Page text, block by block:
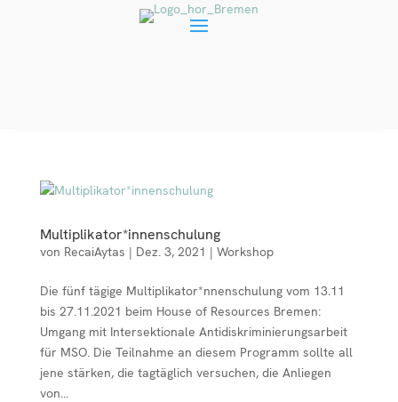
Multiplikator*innenschulung
von RecaiAytas | Dez. 3, 2021 | Workshop
Die fünf tägige Multiplikator*nnenschulung vom 13.11
bis 27.11.2021 beim House of Resources Bremen:
Umgang mit Intersektionale Antidiskriminierungsarbeit
für MSO. Die Teilnahme an diesem Programm sollte all
jene stärken, die tagtäglich versuchen, die Anliegen
von...